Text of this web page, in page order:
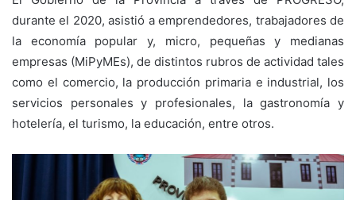
durante el 2020, asistió a emprendedores, trabajadores de
la economía popular y, micro, pequeñas y medianas
empresas (MiPyMEs), de distintos rubros de actividad tales
como el comercio, la producción primaria e industrial, los
servicios personales y profesionales, la gastronomía y
hotelería, el turismo, la educación, entre otros.